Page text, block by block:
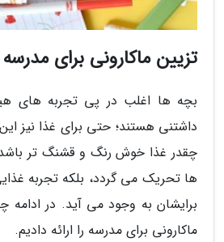
تزیین ماکارونی برای مدرسه
بچه ها اغلب در پی تجربه های
داشتنی هستند؛ حتی برای غذا نیز
چقدر غذا خوش رنگ و قشنگ تر
ها تحریک می گردد، بلکه تجربه
برایشان به وجود می آید. در ادامه
ماکارونی برای مدرسه را ارائه دادیم.